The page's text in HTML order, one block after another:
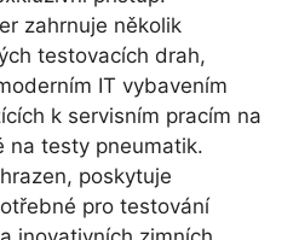
zahrnuje několik
testovacích drah,
IT vybavením
k servisním pracím na
na testy pneumatik.
poskytuje
pro testování